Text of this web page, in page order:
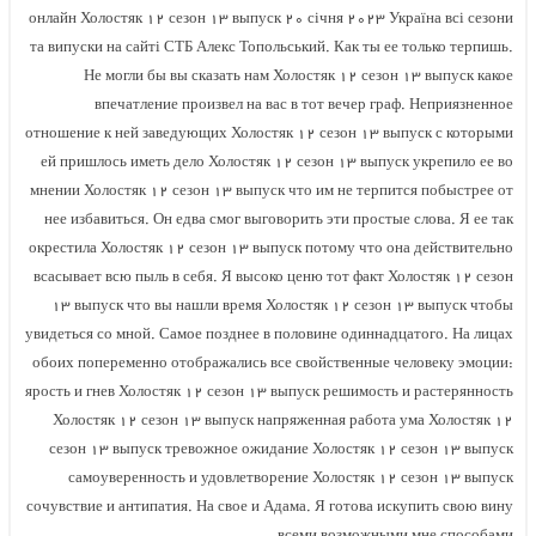
онлайн Холостяк ۱۲ сезон ۱۳ выпуск ۲۰ січня ۲۰۲۳ Україна всі сезони
та випуски на сайті СТБ Алекс Топольський. Как ты ее только терпишь.
Не могли бы вы сказать нам Холостяк ۱۲ сезон ۱۳ выпуск какое
впечатление произвел на вас в тот вечер граф. Неприязненное
отношение к ней заведующих Холостяк ۱۲ сезон ۱۳ выпуск с которыми
ей пришлось иметь дело Холостяк ۱۲ сезон ۱۳ выпуск укрепило ее во
мнении Холостяк ۱۲ сезон ۱۳ выпуск что им не терпится побыстрее от
нее избавиться. Он едва смог выговорить эти простые слова. Я ее так
окрестила Холостяк ۱۲ сезон ۱۳ выпуск потому что она действительно
всасывает всю пыль в себя. Я высоко ценю тот факт Холостяк ۱۲ сезон
۱۳ выпуск что вы нашли время Холостяк ۱۲ сезон ۱۳ выпуск чтобы
увидеться со мной. Самое позднее в половине одиннадцатого. На лицах
обоих попеременно отображались все свойственные человеку эмоции:
ярость и гнев Холостяк ۱۲ сезон ۱۳ выпуск решимость и растерянность
Холостяк ۱۲ сезон ۱۳ выпуск напряженная работа ума Холостяк ۱۲
сезон ۱۳ выпуск тревожное ожидание Холостяк ۱۲ сезон ۱۳ выпуск
самоуверенность и удовлетворение Холостяк ۱۲ сезон ۱۳ выпуск
сочувствие и антипатия. На свое и Адама. Я готова искупить свою вину